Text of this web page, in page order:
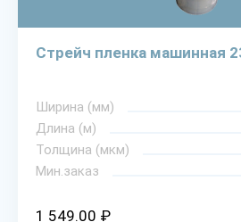
Стрейч пленка машинная
Ширина (мм)
Длина (м)
Толщина (мкм)
Мин.заказ
1 549.00 ₽